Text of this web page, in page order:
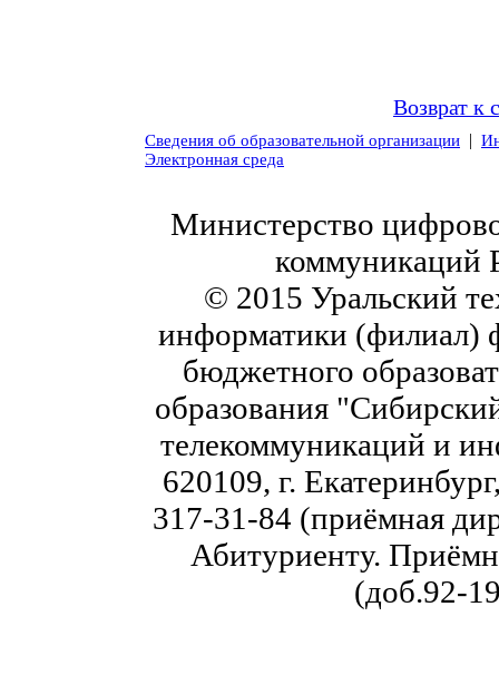
Возврат к
Сведения об образовательной организации |
Электронная среда
Министерство
коммуникаций
© 2015 Уральский
информатики (филиал)
бюджетного
образования
телекоммуникаций и
620109, г.
317-31-84 (приёмная
Абитуриенту.
(доб.92-